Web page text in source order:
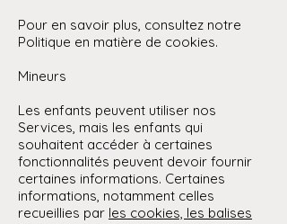
Pour en savoir plus, consultez notre
Politique en matière de cookies.
Mineurs
Les enfants peuvent utiliser nos
Services, mais les enfants qui
souhaitent accéder à certaines
fonctionnalités peuvent devoir fournir
certaines informations. Certaines
informations, notamment celles
recueillies par les cookies, les balises